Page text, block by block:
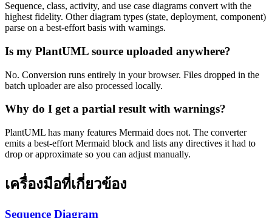
Sequence, class, activity, and use case diagrams convert with the
highest fidelity. Other diagram types (state, deployment, component)
parse on a best-effort basis with warnings.
Is my PlantUML source uploaded anywhere?
No. Conversion runs entirely in your browser. Files dropped in the
batch uploader are also processed locally.
Why do I get a partial result with warnings?
PlantUML has many features Mermaid does not. The converter
emits a best-effort Mermaid block and lists any directives it had to
drop or approximate so you can adjust manually.
เครื่องมือที่เกี่ยวข้อง
Sequence Diagram